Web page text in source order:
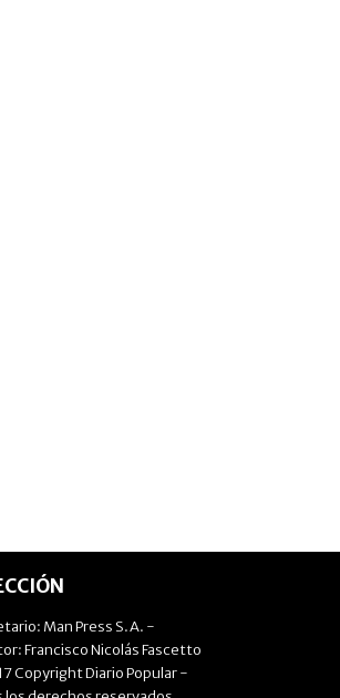
Man Press S.A. -
Francisco Nicolás Fascetto
Copyright Diario Popular -